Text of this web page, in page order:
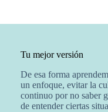
Tu mejor versión
De esa forma
un enfoque, evitar la
continuo por no saber
de entender ciertas